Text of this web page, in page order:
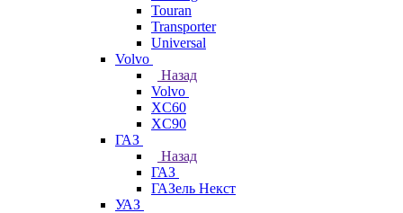
Touran
Transporter
Universal
Volvo
Назад
Volvo
XC60
XC90
ГАЗ
Назад
ГАЗ
ГАЗель Некст
УАЗ